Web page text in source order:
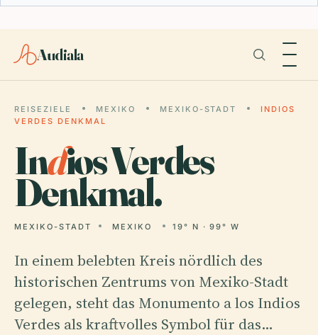
Audiala
REISEZIELE MEXIKO MEXIKO-STADT
INDIOS
VERDES DENKMAL
Indios Verdes
Denkmal.
MEXIKO-STADT MEXIKO 19° N · 99° W
In einem belebten Kreis nördlich des
historischen Zentrums von Mexiko-Stadt
gelegen, steht das Monumento a los Indios
Verdes als kraftvolles Symbol für das…